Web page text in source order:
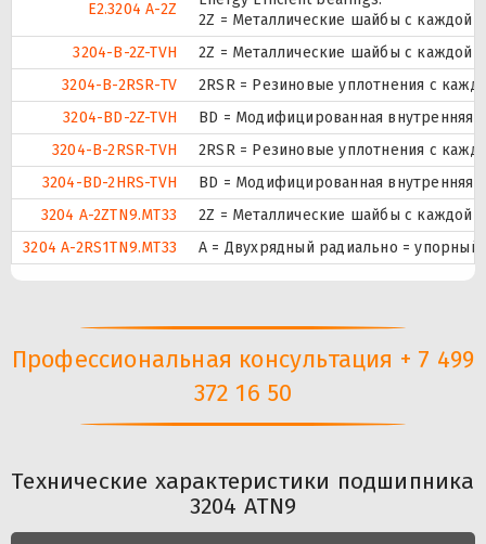
E2.3204 A-2Z
2Z = Металлические шайбы с каждой
3204-B-2Z-TVH
2Z = Металлические шайбы с каждой
3204-B-2RSR-TV
2RSR = Резиновые уплотнения с
3204-BD-2Z-TVH
BD = Модифицированная внутренняя
3204-B-2RSR-TVH
2RSR = Резиновые уплотнения с
3204-BD-2HRS-TVH
BD = Модифицированная внутренняя
3204 A-2ZTN9.MT33
2Z = Металлические шайбы с каждой
3204 A-2RS1TN9.MT33
A = Двухрядный радиально = упорный
Профессиональная консультация + 7 499
372 16 50
Технические характеристики подшипника
3204 ATN9